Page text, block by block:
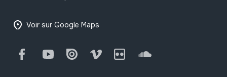
Voir sur Google Maps
FacebookYoutube Issuu Vimeo Flickr SoundCloud